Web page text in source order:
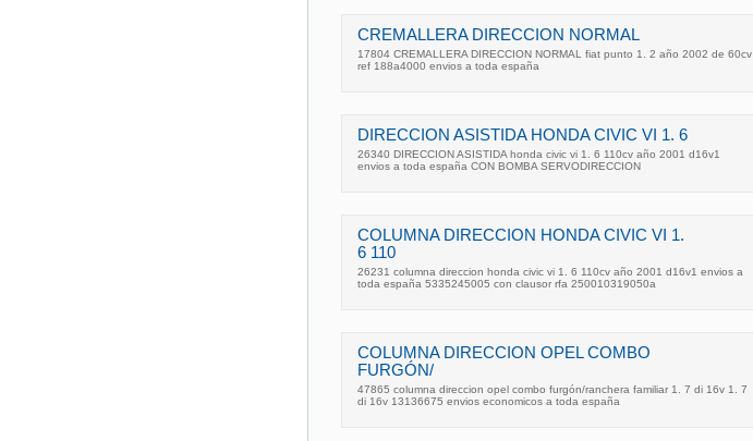
CREMALLERA DIRECCION NORMAL
17804 CREMALLERA DIRECCION NORMAL fiat punto 1. 2 año 2002 de 60cv
ref 188a4000 envios a toda españa
DIRECCION ASISTIDA HONDA CIVIC VI 1. 6
26340 DIRECCION ASISTIDA honda civic vi 1. 6 110cv año 2001 d16v1
envios a toda españa CON BOMBA SERVODIRECCION
COLUMNA DIRECCION HONDA CIVIC VI 1.
6 110
26231 columna direccion honda civic vi 1. 6 110cv año 2001 d16v1 envios a
toda españa 5335245005 con clausor rfa 250010319050a
COLUMNA DIRECCION OPEL COMBO
FURGÓN/
47865 columna direccion opel combo furgón/ranchera familiar 1. 7 di 16v 1. 7
di 16v 13136675 envios economicos a toda españa